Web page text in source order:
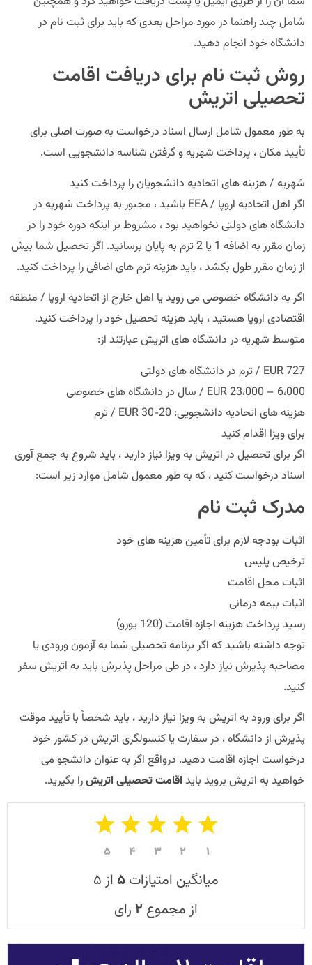
شامل چند راهنما در مورد مراحل بعدی که باید برای ثبت نام در
دانشگاه خود انجام دهید.
روش ثبت نام برای دریافت اقامت
تحصیلی اتریش
به طور معمول شامل ارسال اسناد درخواست به صورت اصلی برای
تأیید مکان ، پرداخت شهریه و گرفتن شناسه دانشجویی است.
شهریه / هزینه های اتحادیه دانشجویان را پرداخت کنید
اگر اهل اتحادیه اروپا / EEA باشید ، مجبور به پرداخت شهریه در
دانشگاه های دولتی نخواهید بود ، مشروط بر اینکه دوره خود را در
زمان مقرر به اضافه 1 یا 2 ترم به پایان برسانید. اگر تحصیل شما بیش
از زمان مقرر طول بکشد ، باید هزینه ترم های اضافی را پرداخت کنید.
اگر به دانشگاه خصوصی می روید یا اهل خارج از اتحادیه اروپا / منطقه
اقتصادی اروپا هستید ، باید هزینه تحصیل خود را پرداخت کنید.
متوسط ​​شهریه در دانشگاه های اتریش عبارتند از:
727 EUR / ترم در دانشگاه های دولتی
6،000 – 23،000 EUR / سال در دانشگاه های خصوصی
هزینه های اتحادیه دانشجویی: 20-30 EUR / ترم
برای ویزا اقدام کنید
اگر برای تحصیل در اتریش به ویزا نیاز دارید ، باید شروع به جمع آوری
اسناد درخواست کنید ، که به طور معمول شامل موارد زیر است:
مدرک ثبت نام
اثبات بودجه لازم برای تأمین هزینه های خود
ترخیص پلیس
اثبات محل اقامت
اثبات بیمه درمانی
رسید پرداخت هزینه اجازه اقامت (120 یورو)
توجه داشته باشید که اگر برنامه تحصیلی شما به آزمون ورودی یا
مصاحبه پذیرش نیاز دارد ، در طی مراحل پذیرش باید به اتریش سفر
کنید.
اگر برای ورود به اتریش به ویزا نیاز دارید ، باید شخصاً با تأیید موقت
پذیرش از دانشگاه ، در سفارت یا کنسولگری اتریش در کشور خود
درخواست اجازه اقامت دهید. درواقع اگر به عنوان دانشجو می
خواهید به اتریش بروید باید اقامت تحصیلی اتریشرا بگیرید.
۱ ۲ ۳ ۴ ۵
میانگین امتیازات۵از ۵
از مجموع ۲رای